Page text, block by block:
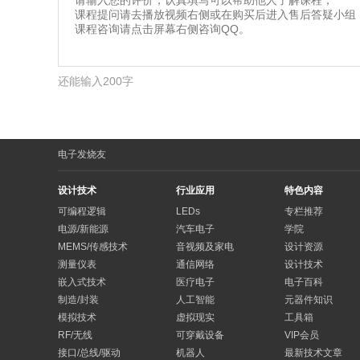
还能输入200字
电子发烧友
设计技术
可编程逻辑
电源/新能源
MEMS/传感技术
测量仪表
嵌入式技术
制造/封装
模拟技术
RF/无线
接口/总线/驱动
行业应用
LEDs
汽车电子
音视频及家电
通信网络
医疗电子
人工智能
虚拟现实
可穿戴设备
机器人
特色内容
专栏推荐
学院
设计资源
设计技术
电子百科
元器件知识
工具箱
VIP会员
最新技术文章